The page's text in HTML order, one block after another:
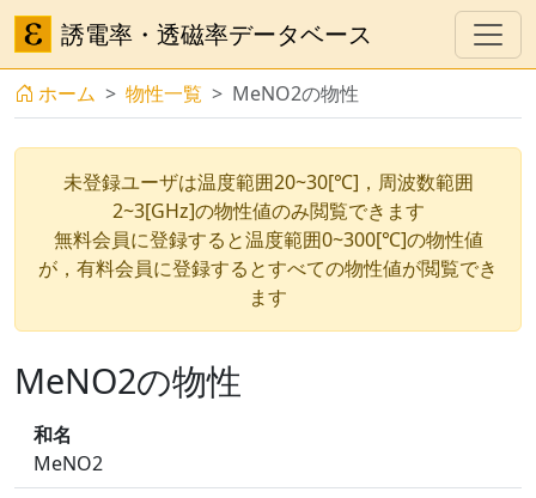
誘電率・透磁率データベース
ホーム 物性一覧 MeNO2の物性
未登録ユーザは温度範囲20~30[℃]，周波数範囲
2~3[GHz]の物性値のみ閲覧できます
無料会員に登録すると温度範囲0~300[℃]の物性値
が，有料会員に登録するとすべての物性値が閲覧でき
ます
MeNO2の物性
和名
MeNO2